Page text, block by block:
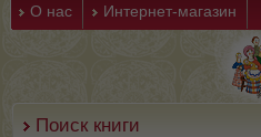
О нас Интернет-магазин
Поиск книги